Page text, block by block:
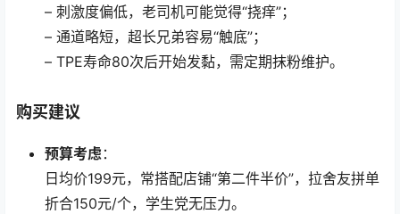
– 刺激度偏低，老司机可能觉得“挠痒”；
– 通道略短，超长兄弟容易“触底”；
– TPE寿命80次后开始发黏，需定期抹粉维护。
购买建议
预算考虑：
日均价199元，常搭配店铺“第二件半价”，拉舍友拼单
折合150元/个，学生党无压力。